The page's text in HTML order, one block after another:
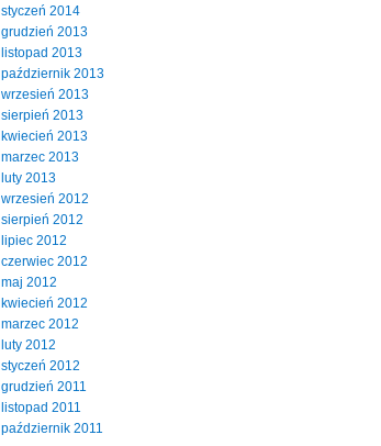
styczeń 2014
grudzień 2013
listopad 2013
październik 2013
wrzesień 2013
sierpień 2013
kwiecień 2013
marzec 2013
luty 2013
wrzesień 2012
sierpień 2012
lipiec 2012
czerwiec 2012
maj 2012
kwiecień 2012
marzec 2012
luty 2012
styczeń 2012
grudzień 2011
listopad 2011
październik 2011